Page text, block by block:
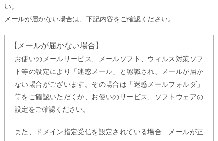
い。
メールが届かない場合は、下記内容をご確認ください。
【メールが届かない場合】
お使いのメールサービス、メールソフト、ウィルス対策ソフ
ト等の設定により「迷惑メール」と認識され、メールが届か
ない場合がございます。その場合は「迷惑メールフォルダ」
等をご確認いただくか、お使いのサービス、ソフトウェアの
設定をご確認ください。
また、ドメイン指定受信を設定されている場合、メールが正